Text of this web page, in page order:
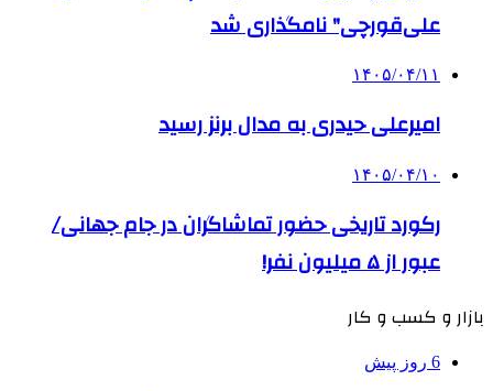
علی‌قورچی" نامگذاری شد
۱۴۰۵/۰۴/۱۱
امیرعلی حیدری به مدال برنز رسید
۱۴۰۵/۰۴/۱۰
رکورد تاریخی حضور تماشاگران در جام جهانی/
عبور از ۵ میلیون نفر!
بازار و کسب و کار
6 روز پیش